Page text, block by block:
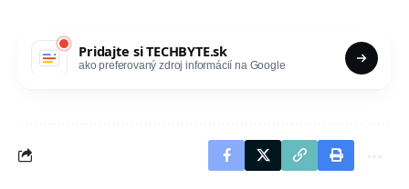
Pridajte siTECHBYTE.sk
ako preferovaný zdroj informácií na Google